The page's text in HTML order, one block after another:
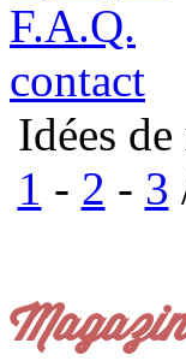
F.A.Q.
contact
Idées
1 - 2 - 3